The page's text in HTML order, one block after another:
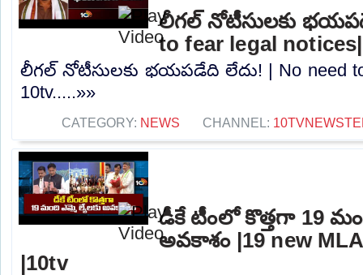
లీగల్ నోటీసులకు
to fear legal
లీగల్ నోటీసులకు భయపడేది లేదు! | No need to
10tv.....»»
CATEGORY: NEWS CHANNEL:
డీకే టీంలో కొత్తగా 19
అవకాశం |19 new
|10tv